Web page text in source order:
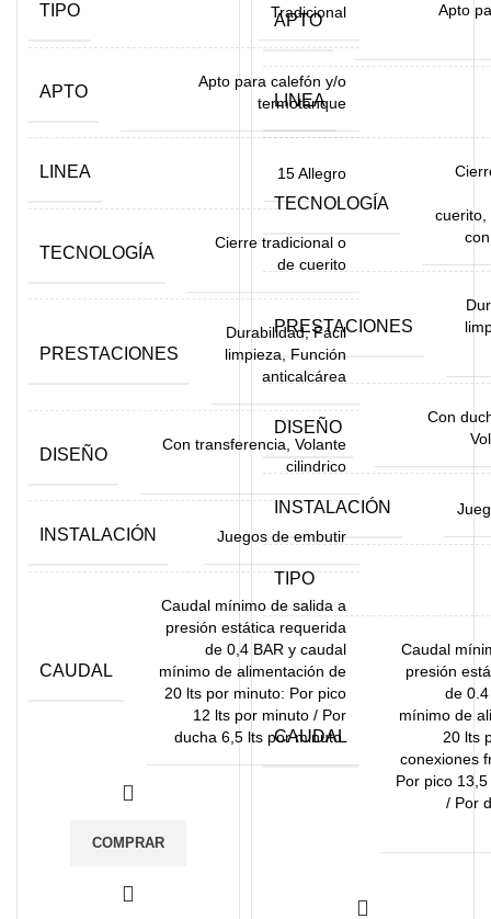
TIPO Tradicional
APTO
Apto para calefón y/o
termotanque
LINEA 15 Allegro
TECNOLOGÍA
Cierre tradicional o
de cuerito
PRESTACIONES
Durabilidad, Fácil
limpieza, Función
anticalcárea
DISEÑO
Con transferencia, Volante
cilindrico
INSTALACIÓN Juegos de embutir
CAUDAL
Caudal mínimo de salida a
presión estática requerida
de 0,4 BAR y caudal
mínimo de alimentación de
20 lts por minuto: Por pico
12 lts por minuto / Por
ducha 6,5 lts por minuto.
COMPRAR
APTO
Apto
LINEA
TECNOLOGÍA
cuerito,
PRESTACIONES
DISEÑO
Con
INSTALACIÓN
TIPO
CAUDAL
Caudal
presión
de
mínimo de
20 lts
conexiones
Por pico
/ Por